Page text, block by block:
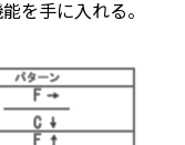
を手に入れる。